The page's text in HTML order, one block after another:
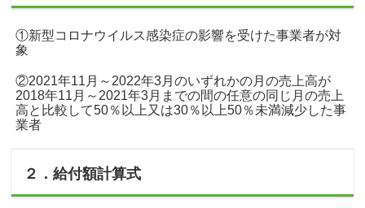
①新型コロナウイルス感染症の影響を受けた事業者が対
象
②2021年11月～2022年3月のいずれかの月の売上高が
2018年11月～2021年3月までの間の任意の同じ月の売上
高と比較して50％以上又は30％以上50％未満減少した事
業者
２．給付額計算式